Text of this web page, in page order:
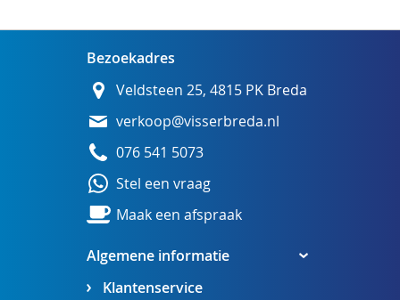
Algemene informatie
Klantenservice
Bezoekadres
Veldsteen 25, 4815 PK Breda
verkoop@visserbreda.nl
076 541 5073
Stel een vraag
Maak een afspraak